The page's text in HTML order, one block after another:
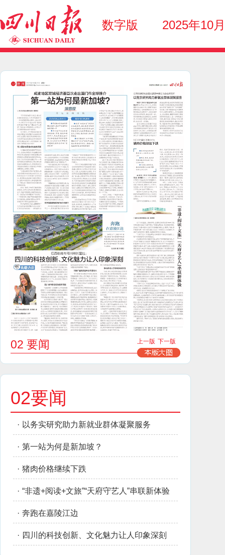
数字版 2025年10
02 要闻 上一版 下一版
02要闻
· 以务实研究助力新就业群体凝聚服务
· 第一站为何是新加坡？
· 猪肉价格继续下跌
· “非遗+阅读+文旅”“天府守艺人”串联新体验
· 奔跑在嘉陵江边
· 四川的科技创新、文化魅力让人印象深刻